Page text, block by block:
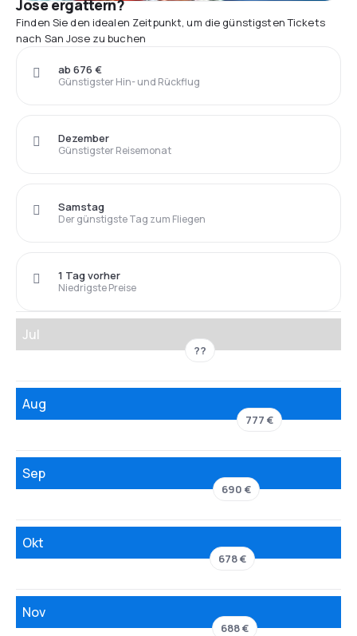
Jose ergattern?
Finden Sie den idealen Zeitpunkt, um die günstigsten Tickets
nach San Jose zu buchen
Günstigster Hin- und Rückflug
ab 676 €
Günstigster Reisemonat
Dezember
Der günstigste Tag zum Fliegen
Samstag
Niedrigste Preise
1 Tag vorher
Jul
??
Aug
777 €
Sep
690 €
Okt
678 €
Nov
688 €